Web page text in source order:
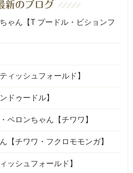
ゃん【T プードル・ビションフ
ィッシュフォールド】
ドゥードル】
ペロンちゃん【チワワ】
【チワワ・フクロモモンガ】
ッシュフォールド】